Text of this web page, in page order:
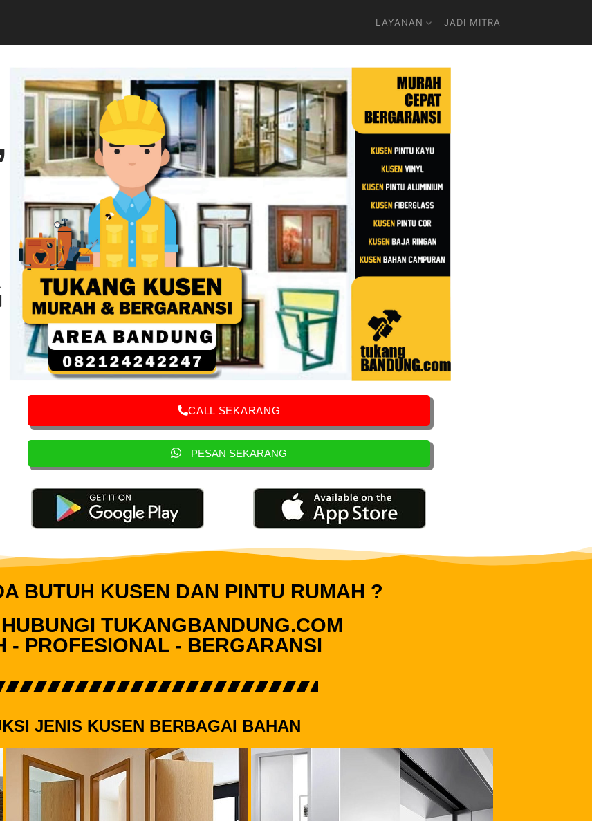
LAYANAN JADI MITRA
CALL SEKARANG
PESAN SEKARANG
BUTUH KUSEN DAN PINTU RUMAH ?
TUKANGBANDUNG.COM
- PROFESIONAL - BERGARANSI
JENIS KUSEN BERBAGAI BAHAN